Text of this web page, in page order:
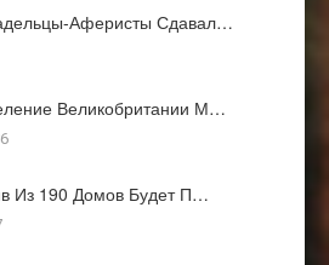
Аферисты Сдавал…
Великобритании М…
Из 190 Домов Будет П…